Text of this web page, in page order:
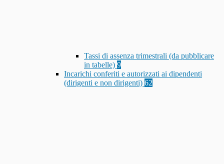
Tassi di assenza trimestrali (da pubblicare
in tabelle) 9
Incarichi conferiti e autorizzati ai dipendenti
(dirigenti e non dirigenti) 62